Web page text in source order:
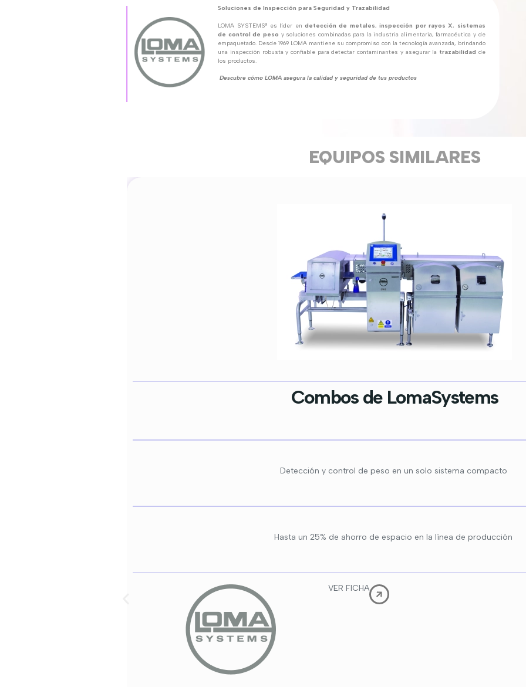
Soluciones de Inspección para Seguridad y Trazabilidad
LOMA SYSTEMS® es líder endetección de metales,inspección por rayos X, sistemas
de control de peso y soluciones combinadas para la industria alimentaria, farmacéutica y de
empaquetado. Desde 1969 LOMA mantiene su compromiso con la tecnología avanzada, brindando
una inspección robusta y confiable para detectar contaminantes y asegurar la trazabilidad de
los productos.
Descubre cómo LOMA asegura la calidad y seguridad de tus productos
EQUIPOS SIMILARES
Combos de LomaSystems
Detección y control de peso en un solo sistema compacto
Hasta un 25% de ahorro de espacio en la línea de producción
VER FICHA